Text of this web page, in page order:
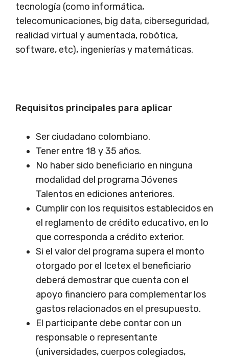
tecnología (como informática,
telecomunicaciones, big data, ciberseguridad,
realidad virtual y aumentada, robótica,
software, etc), ingenierías y matemáticas.
Requisitos principales para aplicar
Ser ciudadano colombiano.
Tener entre 18 y 35 años.
No haber sido beneficiario en ninguna
modalidad del programa Jóvenes
Talentos en ediciones anteriores.
Cumplir con los requisitos establecidos en
el reglamento de crédito educativo, en lo
que corresponda a crédito exterior.
Si el valor del programa supera el monto
otorgado por el Icetex el beneficiario
deberá demostrar que cuenta con el
apoyo financiero para complementar los
gastos relacionados en el presupuesto.
El participante debe contar con un
responsable o representante
(universidades, cuerpos colegiados,